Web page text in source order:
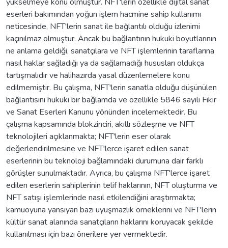
eserleri bakımından yoğun işlem hacmine sahip kullanımı
neticesinde, NFT'lerin sanat ile bağlantılı olduğu izlenimi
kaçınılmaz olmuştur. Ancak bu bağlantının hukuki boyutlarının
ne anlama geldiği, sanatçılara ve NFT işlemlerinin taraflarına
nasıl haklar sağladığı ya da sağlamadığı hususları oldukça
tartışmalıdır ve halihazırda yasal düzenlemelere konu
edilmemiştir. Bu çalışma, NFT'lerin sanatla olduğu düşünülen
bağlantısını hukuki bir bağlamda ve özellikle 5846 sayılı Fikir
ve Sanat Eserleri Kanunu yönünden incelemektedir. Bu
çalışma kapsamında blokzinciri, akıllı sözleşme ve NFT
teknolojileri açıklanmakta; NFT'lerin eser olarak
değerlendirilmesine ve NFT'lerce işaret edilen sanat
eserlerinin bu teknoloji bağlamındaki durumuna dair farklı
görüşler sunulmaktadır. Ayrıca, bu çalışma NFT'lerce işaret
edilen eserlerin sahiplerinin telif haklarının, NFT oluşturma ve
NFT satışı işlemlerinde nasıl etkilendiğini araştırmakta;
kamuoyuna yansıyan bazı uyuşmazlık örneklerini ve NFT'lerin
kültür sanat alanında sanatçıların haklarını koruyacak şekilde
kullanılması için bazı önerilere yer vermektedir.